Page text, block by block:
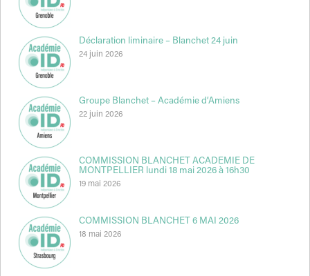
Déclaration liminaire – Blanchet 24 juin
24 juin 2026
Groupe Blanchet – Académie d’Amiens
22 juin 2026
COMMISSION BLANCHET ACADEMIE DE
MONTPELLIER lundi 18 mai 2026 à 16h30
19 mai 2026
COMMISSION BLANCHET 6 MAI 2026
18 mai 2026